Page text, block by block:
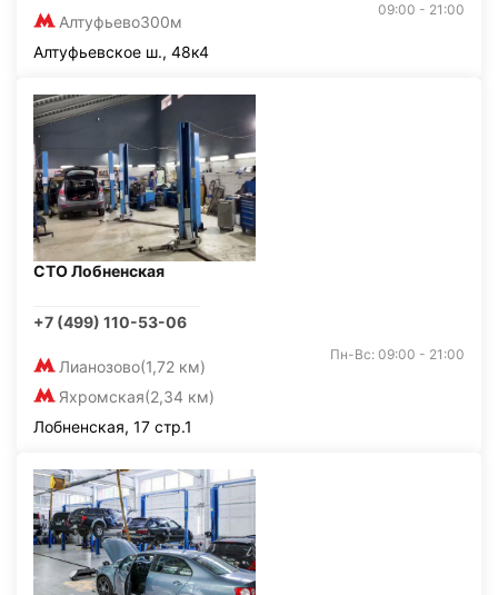
Алтуфьево300м
09:00 - 21:00
Алтуфьевское ш., 48к4
СТО Лобненская
+7 (499) 110-53-06
Лианозово(1,72 км)
Яхромская(2,34 км)
Пн-Вс: 09:00 - 21:00
Лобненская, 17 стр.1